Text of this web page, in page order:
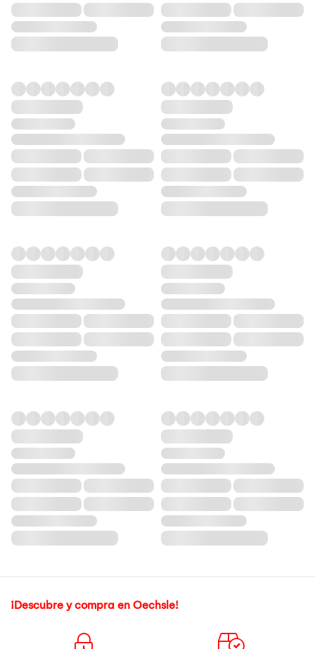
¡Descubre y compra en Oechsle!